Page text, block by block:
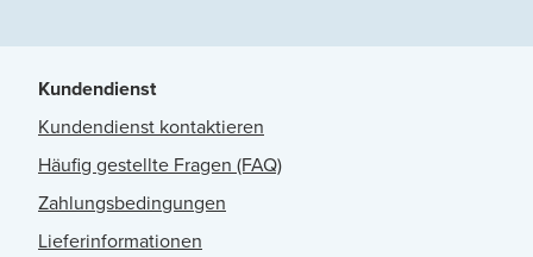
Kundendienst
Kundendienst kontaktieren
Häufig gestellte Fragen (FAQ)
Zahlungsbedingungen
Lieferinformationen